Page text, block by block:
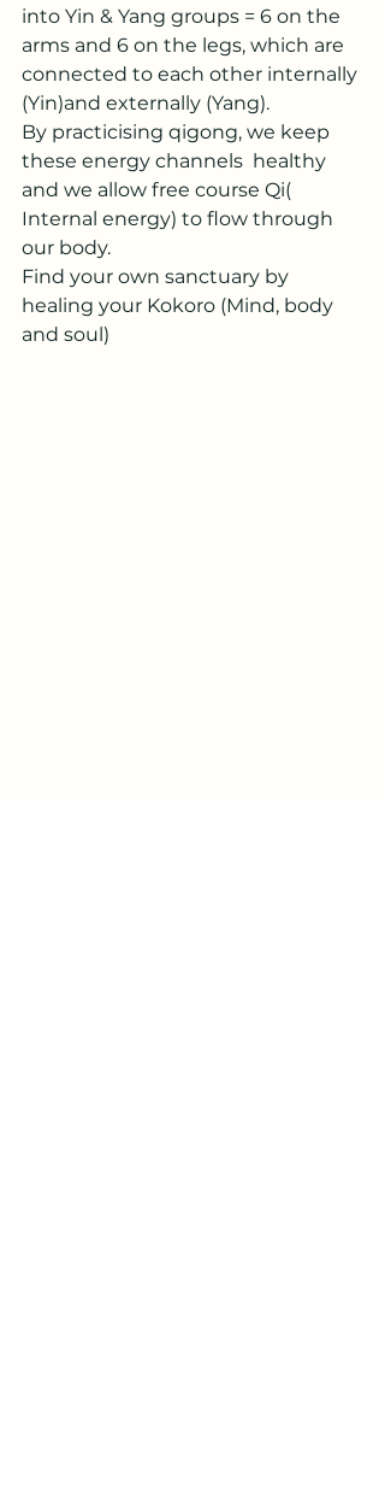
into Yin & Yang groups = 6 on the
arms and 6 on the legs, which are
connected to each other internally
(Yin)and externally (Yang).
By practicising qigong, we keep
these energy channels  healthy
and we allow free course Qi(
Internal energy) to flow through
our body.
Find your own sanctuary by
healing your Kokoro (Mind, body
and soul)